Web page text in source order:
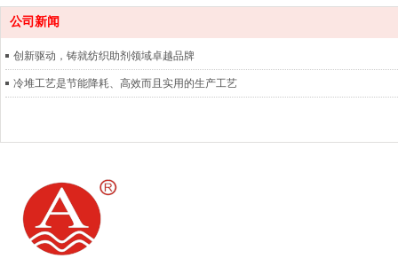
公司新闻
创新驱动，铸就纺织助剂领域卓越品牌
冷堆工艺是节能降耗、高效而且实用的生产工艺